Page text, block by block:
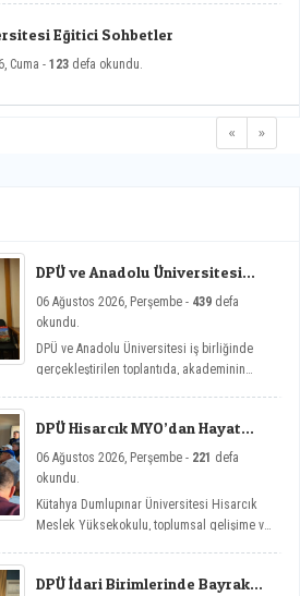
Eğitici Sohbetler
Cuma - 123 defa okundu.
« »
DPÜ ve Anadolu Üniversitesi
Toplantısı
06 Ağustos 2026, Perşembe - 439 defa
okundu.
DPÜ ve Anadolu Üniversitesi iş birliğinde
gerçekleştirilen toplantıda, akademinin
DPÜ Hisarcık MYO’dan Hayat
06 Ağustos 2026, Perşembe - 221 defa
okundu.
Kütahya Dumlupınar Üniversitesi Hisarcık
Meslek Yüksekokulu, toplumsal gelişime ve
Sohbetler etkinlik serisi kapsamında dört
DPÜ İdari Birimlerinde Bayrak